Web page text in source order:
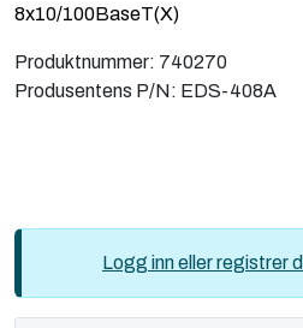
8x10/100BaseT(X)
Produktnummer: 740270
Produsentens P/N: EDS-408A
Logg inn eller registrer
Infosenter